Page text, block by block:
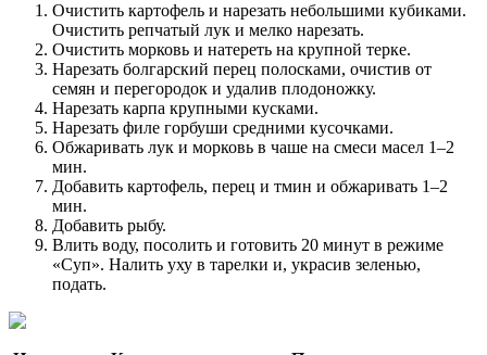
Очистить картофель и нарезать небольшими кубиками.
Очистить репчатый лук и мелко нарезать.
Очистить морковь и натереть на крупной терке.
Нарезать болгарский перец полосками, очистив от
семян и перегородок и удалив плодоножку.
Нарезать карпа крупными кусками.
Нарезать филе горбуши средними кусочками.
Обжаривать лук и морковь в чаше на смеси масел 1–2
мин.
Добавить картофель, перец и тмин и обжаривать 1–2
мин.
Добавить рыбу.
Влить воду, посолить и готовить 20 минут в режиме
«Суп». Налить уху в тарелки и, украсив зеленью,
подать.